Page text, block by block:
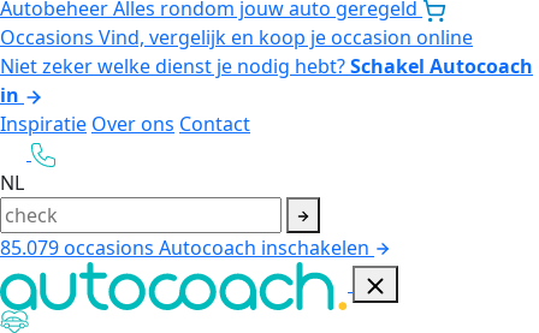
AutobeheerAlles rondom jouw auto geregeld
Occasions Vind, vergelijk en koop je occasion online
Niet zeker welke dienst je nodig hebt?Schakel Autocoach
in
Inspiratie Over ons Contact
NL
85.079occasions Autocoach inschakelen